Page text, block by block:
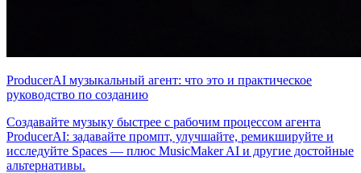
ProducerAI музыкальный агент: что это и практическое
руководство по созданию
Создавайте музыку быстрее с рабочим процессом агента
ProducerAI: задавайте промпт, улучшайте, ремикшируйте и
исследуйте Spaces — плюс MusicMaker AI и другие достойные
альтернативы.